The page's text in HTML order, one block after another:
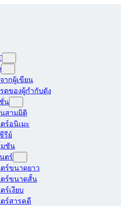
ากผู้เขียน
ดของผู้กำกับดัง
น
สามมิติ
ร์อนิเมะ
รีย์
มชัน
ตร์
ร์ขนาดยาว
ร์ขนาดสั้น
ร์เงียบ
ร์สารคดี